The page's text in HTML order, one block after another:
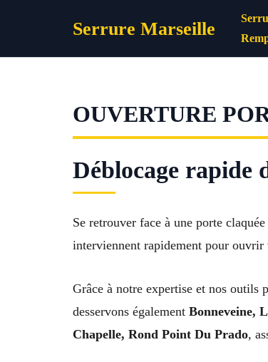
Serrure Marseille
OUVERTURE
Déblocage rapide
Se retrouver face à une porte
interviennent rapidement pour ouvrir
Grâce à notre expertise et nos outils
desservons également Bonneveine,
Chapelle, Rond Point Du Prado,